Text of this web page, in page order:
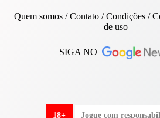
Quem somos/Contato/ Condições /
de uso
SIGA NO
18+ Jogue com